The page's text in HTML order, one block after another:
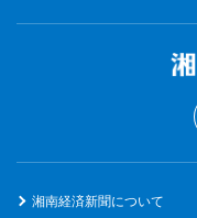
湘南経済新聞について